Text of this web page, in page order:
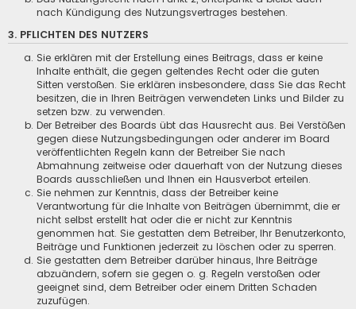
nach Kündigung des Nutzungsvertrages bestehen.
3. PFLICHTEN DES NUTZERS
Sie erklären mit der Erstellung eines Beitrags, dass er keine
Inhalte enthält, die gegen geltendes Recht oder die guten
Sitten verstoßen. Sie erklären insbesondere, dass Sie das Recht
besitzen, die in Ihren Beiträgen verwendeten Links und Bilder zu
setzen bzw. zu verwenden.
Der Betreiber des Boards übt das Hausrecht aus. Bei Verstößen
gegen diese Nutzungsbedingungen oder anderer im Board
veröffentlichten Regeln kann der Betreiber Sie nach
Abmahnung zeitweise oder dauerhaft von der Nutzung dieses
Boards ausschließen und Ihnen ein Hausverbot erteilen.
Sie nehmen zur Kenntnis, dass der Betreiber keine
Verantwortung für die Inhalte von Beiträgen übernimmt, die er
nicht selbst erstellt hat oder die er nicht zur Kenntnis
genommen hat. Sie gestatten dem Betreiber, Ihr Benutzerkonto,
Beiträge und Funktionen jederzeit zu löschen oder zu sperren.
Sie gestatten dem Betreiber darüber hinaus, Ihre Beiträge
abzuändern, sofern sie gegen o. g. Regeln verstoßen oder
geeignet sind, dem Betreiber oder einem Dritten Schaden
zuzufügen.